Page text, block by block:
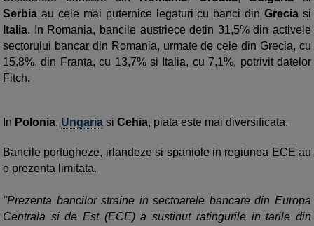
Serbia au cele mai puternice legaturi cu banci dinGrecia si
Italia. In Romania, bancile austriece detin 31,5% din activele
sectorului bancar din Romania, urmate de cele din Grecia, cu
15,8%, din Franta, cu 13,7% si Italia, cu 7,1%, potrivit datelor
Fitch.
In Polonia, Ungaria si Cehia, piata este mai diversificata.
Bancile portugheze, irlandeze si spaniole in regiunea ECE au
o prezenta limitata.
"Prezenta bancilor straine in sectoarele bancare din Europa
Centrala si de Est (ECE) a sustinut ratingurile in tarile din